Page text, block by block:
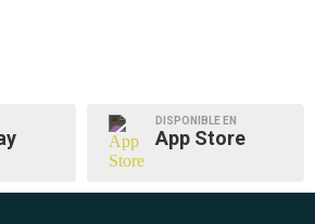
DISPONIBLE EN
App Store